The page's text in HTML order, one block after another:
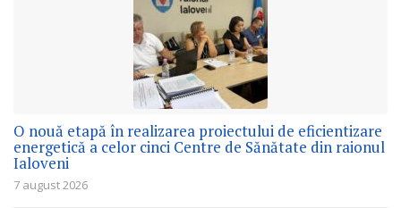
O nouă etapă în realizarea proiectului de eficientizare
energetică a celor cinci Centre de Sănătate din raionul
Ialoveni
7 august 2026